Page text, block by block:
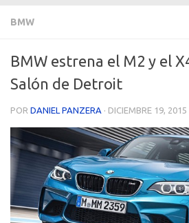
BMW
BMW estrena el M2 y el
Salón de Detroit
POR DANIEL PANZERA · DICIEMBRE 19, 2015